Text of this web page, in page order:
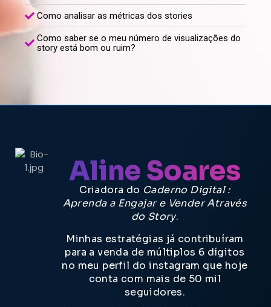
Como analisar as métricas dos stories
Como saber se o meu número de visualizações do
story está bom ou ruim?
Aline Soares
Criadora do Caderno Digital :
Aprenda a Engajar e Vender Através
do Story.
Minhas estratégias já contribuíram
para a venda de múltiplos 6 dígitos
no meu perfil do instagram que hoje
conta com mais de 50 mil
seguidores.